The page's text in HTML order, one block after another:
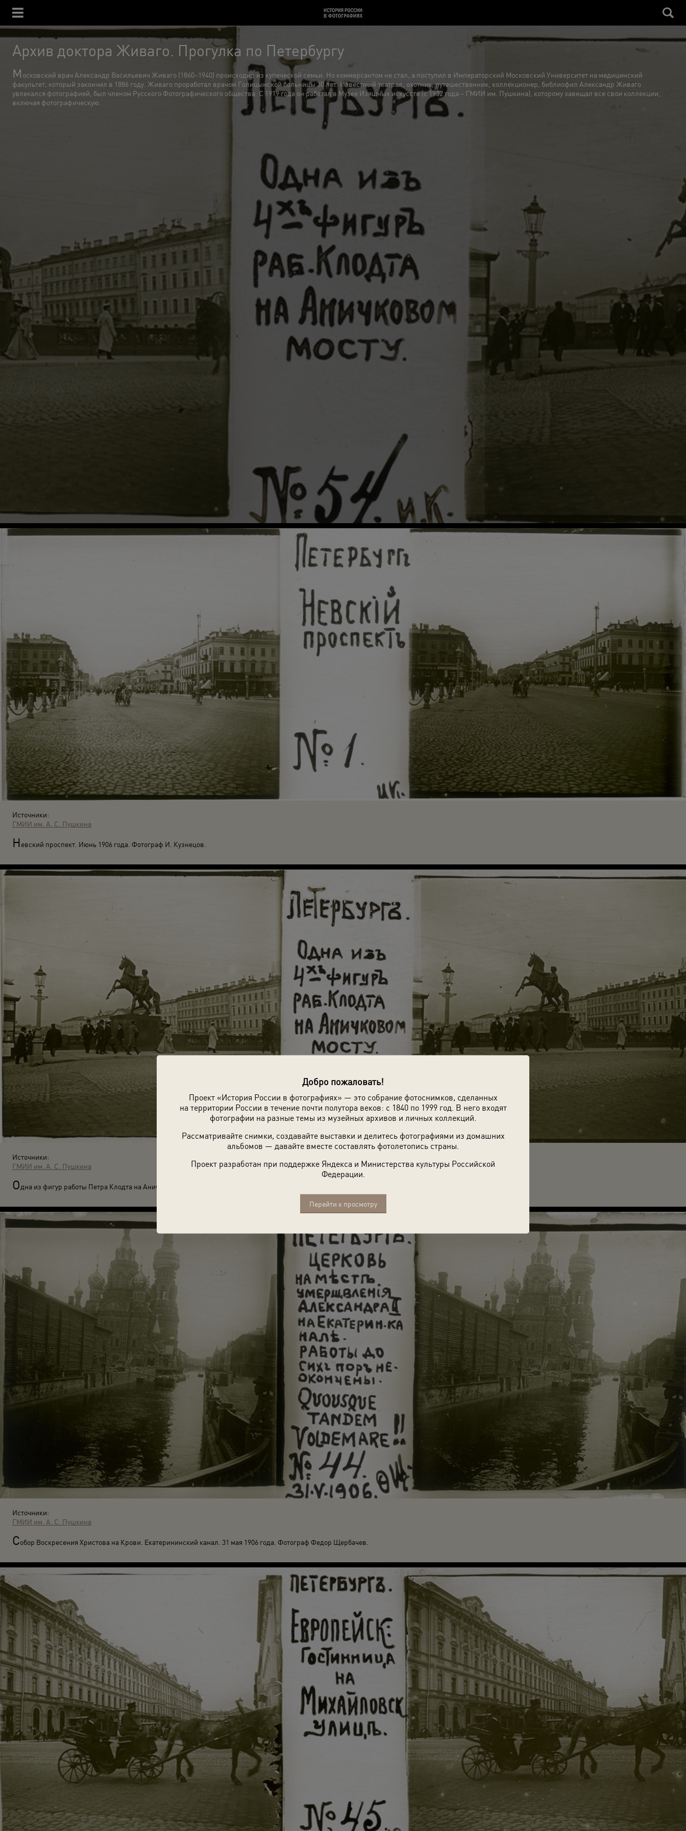
Добро пожаловать!
Проект «История России в фотографиях» — это собрание фотоснимков, сделанных
на территории России в течение почти полутора веков: с 1840 по 1999 год. В него входят
фотографии на разные темы из музейных архивов и личных коллекций.
Рассматривайте снимки, создавайте выставки и делитесь фотографиями из домашних
альбомов — давайте вместе составлять фотолетопись страны.
Проект разработан при поддержке Яндекса и Министерства культуры Российской
Федерации.
Перейти к просмотру
Архив доктора Живаго. Прогулка по Петербургу
М осковский врач Александр Васильевич Живаго (1860–1940) происходил из купеческой семьи. Но коммерсантом не стал, а поступил в Императорский Московский Университет на медицинский
факультет, который закончил в 1886 году. Живаго проработал врачом Голицынской больницы 30 лет. Известный театрал, охотник, путешественник, коллекционер, библиофил Александр Живаго
увлекался фотографией, был членом Русского Фотографического общества. С 1919 года он работал в Музее Изящных искусств (с 1932 года – ГМИИ им. Пушкина), которому завещал все свои коллекции,
включая фотографическую.
Источники:
ГМИИ им. А. С. Пушкина
Невский проспект. Июнь 1906 года. Фотограф И. Кузнецов.
Источники:
ГМИИ им. А. С. Пушкина
Одна из фигур работы Петра Клодта на Аничковом мосту. Июнь 1906 года. Фотограф И. Кузнецов.
Источники:
ГМИИ им. А. С. Пушкина
Собор Воскресения Христова на Крови. Екатерининский канал. 31 мая 1906 года. Фотограф Федор Щербачев.